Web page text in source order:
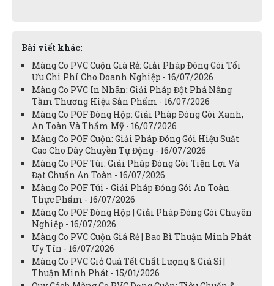
Bài viết khác:
Màng Co PVC Cuộn Giá Rẻ: Giải Pháp Đóng Gói Tối
Ưu Chi Phí Cho Doanh Nghiệp - 16/07/2026
Màng Co PVC In Nhãn: Giải Pháp Đột Phá Nâng
Tầm Thương Hiệu Sản Phẩm - 16/07/2026
Màng Co POF Đóng Hộp: Giải Pháp Đóng Gói Xanh,
An Toàn Và Thẩm Mỹ - 16/07/2026
Màng Co POF Cuộn: Giải Pháp Đóng Gói Hiệu Suất
Cao Cho Dây Chuyền Tự Động - 16/07/2026
Màng Co POF Túi: Giải Pháp Đóng Gói Tiện Lợi Và
Đạt Chuẩn An Toàn - 16/07/2026
Màng Co POF Túi - Giải Pháp Đóng Gói An Toàn
Thực Phẩm - 16/07/2026
Màng Co POF Đóng Hộp | Giải Pháp Đóng Gói Chuyên
Nghiệp - 16/07/2026
Màng Co PVC Cuộn Giá Rẻ | Bao Bì Thuận Minh Phát
Uy Tín - 16/07/2026
Màng Co PVC Giỏ Quà Tết Chất Lượng & Giá Sỉ |
Thuận Minh Phát - 15/01/2026